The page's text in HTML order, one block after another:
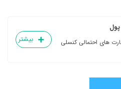
های احتمالی کنسلی
بیشتر